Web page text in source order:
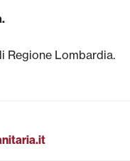
Regione Lombardia.